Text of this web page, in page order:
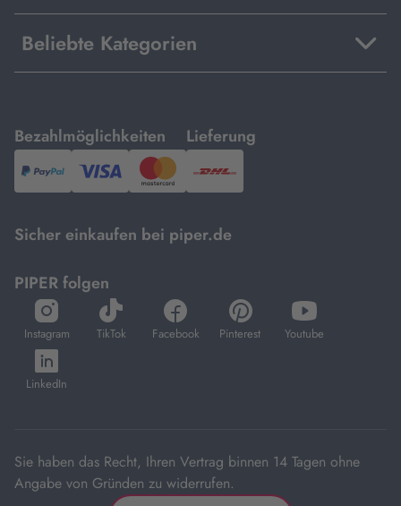
Beliebte Kategorien
Bezahlmöglichkeiten
mit
PayPal,Visa
und
Lieferung
mit
DHL.
Sicher einkaufen bei piper.de
PIPER folgen
Instagram
öffnet
in
neuem
Tab
TikTok
öffnet
in
Facebook
öffnet
in
Pinterest
öffnet
in
Youtube
öffnet
in
LinkedIn
öffnet
in
Sie haben das Recht, Ihren Vertrag binnen 14 Tagen ohne
Angabe von Gründen zu widerrufen.